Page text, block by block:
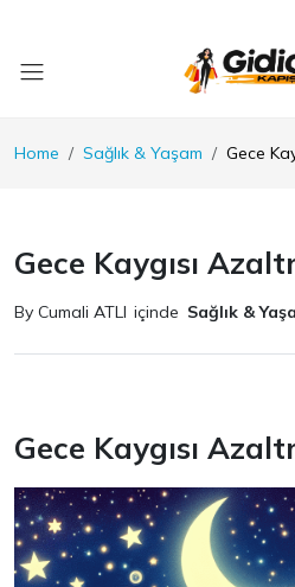
Home Sağlık & Yaşam Gece
Gece Kaygısı
By Cumali ATLI içinde Sağlık &
Gece Kaygısı